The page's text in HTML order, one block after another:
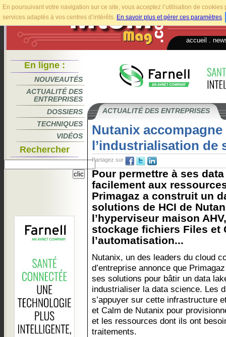
En poursuivant votre navigation sur ce site, vous acceptez l’utilisation de
services adaptés à vos centres d’intérêts. En savoir plus et gérer ces paramètres.
accueil
En ligne :
NOUVEAUTÉS
ACTUALITÉ DES
ENTREPRISES
DOSSIERS
TECHNIQUES
VIDÉOS
Rechercher
ACTUALITÉ DES ENTREPRISES
Nutanix
l’industrialisation de
Partagez sur
Pour permettre à ses
facilement aux
Primagaz a construit un
solutions de HCI de
l’hyperviseur maison
stockage fichiers Files et
l’automatisation...
Nutanix, un des leaders du cloud
d’entreprise annonce que
ses solutions pour bâtir un data
industrialiser la data science. Les
s’appuyer sur cette infrastructure
et Calm de Nutanix pour
et les ressources dont ils ont
traitements.